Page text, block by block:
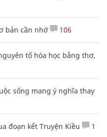
bản cần nhớ 106
tố hóa học bằng thơ,
sống mang ý nghĩa thay
đoạn kết Truyện Kiều 1